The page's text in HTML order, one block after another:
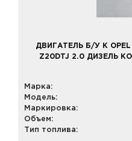
ДВИГАТЕЛЬ Б/У К OPEL
Z20DTJ 2.0 ДИЗЕЛЬ
Марка:
Модель:
Маркировка:
Объем:
Тип топлива: